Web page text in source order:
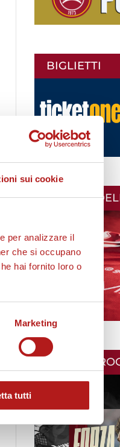
sui cookie
per analizzare il
che si occupano
hai fornito loro o
Marketing
tutti
BIGLIETTI
AS
MATCH